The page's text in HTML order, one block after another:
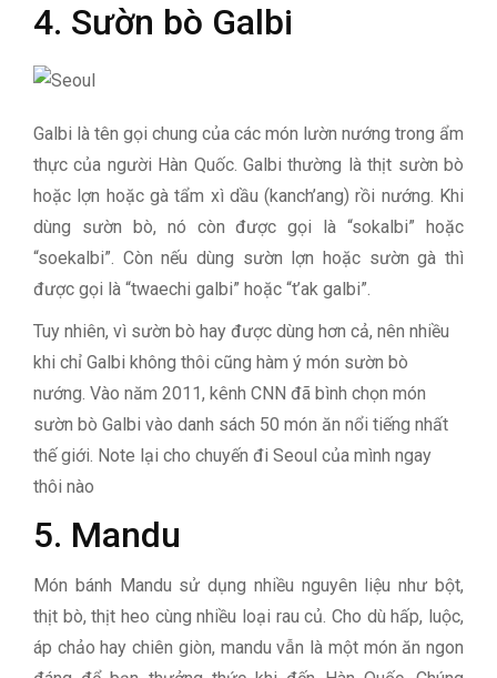
4. Sườn bò Galbi
Galbi là tên gọi chung của các món lườn nướng trong ẩm
thực của người Hàn Quốc. Galbi thường là thịt sườn bò
hoặc lợn hoặc gà tẩm xì dầu (kanch’ang) rồi nướng. Khi
dùng sườn bò, nó còn được gọi là “sokalbi” hoặc
“soekalbi”. Còn nếu dùng sườn lợn hoặc sườn gà thì
được gọi là “twaechi galbi” hoặc “t’ak galbi”.
Tuy nhiên, vì sườn bò hay được dùng hơn cả, nên nhiều
khi chỉ Galbi không thôi cũng hàm ý món sườn bò
nướng. Vào năm 2011, kênh CNN đã bình chọn món
sườn bò Galbi vào danh sách 50 món ăn nổi tiếng nhất
thế giới. Note lại cho chuyến đi Seoul của mình ngay
thôi nào
5. Mandu
Món bánh Mandu sử dụng nhiều nguyên liệu như bột,
thịt bò, thịt heo cùng nhiều loại rau củ. Cho dù hấp, luộc,
áp chảo hay chiên giòn, mandu vẫn là một món ăn ngon